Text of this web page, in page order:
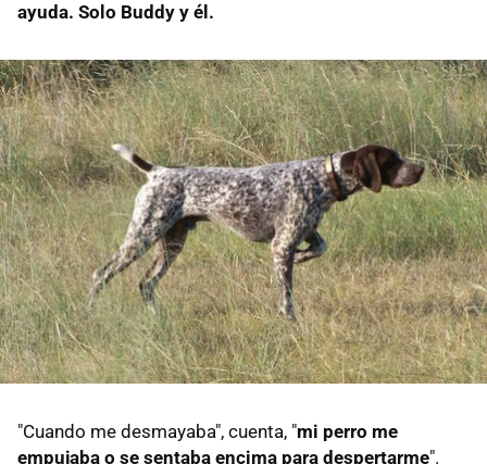
ayuda. Solo Buddy y él.
"Cuando me desmayaba", cuenta, "mi perro me
empujaba o se sentaba encima para despertarme".